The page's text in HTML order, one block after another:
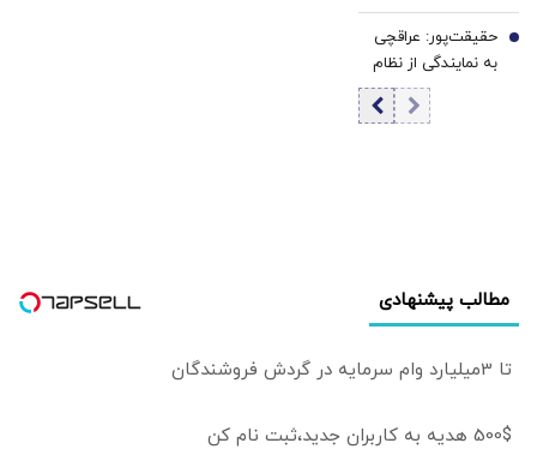
نتایج یک
نظرسنجی تازه
خبرساز شد
حقیقت‌پور: عراقچی
به نمایندگی از نظام
مذاکره می‌کند؛
تصمیم شخصی
7
مطالب پیشنهادی
تا 3میلیارد وام سرمایه در گردش فروشندگان
500$ هدیه به کاربران جدید،ثبت نام کن